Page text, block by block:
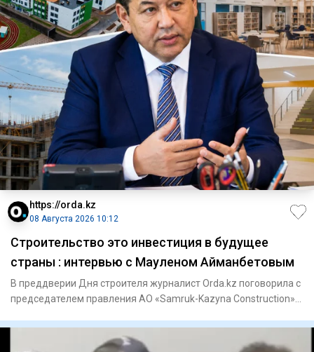
https://orda.kz
08 Августа 2026 10:12
Строительство это инвестиция в будущее
страны : интервью с Мауленом Айманбетовым
В преддверии Дня строителя журналист Orda.kz поговорила с
председателем правления АО «Samruk-Kazyna Construction»